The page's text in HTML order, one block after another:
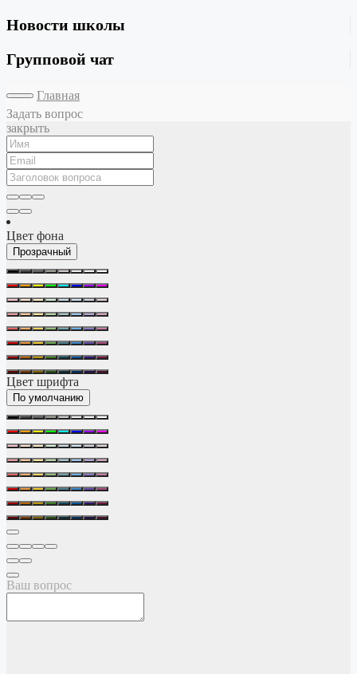
Новости школы
Групповой чат
Главная
Задать вопрос
закрыть
Цвет фона
Прозрачный
Цвет шрифта
По умолчанию
Ваш вопрос